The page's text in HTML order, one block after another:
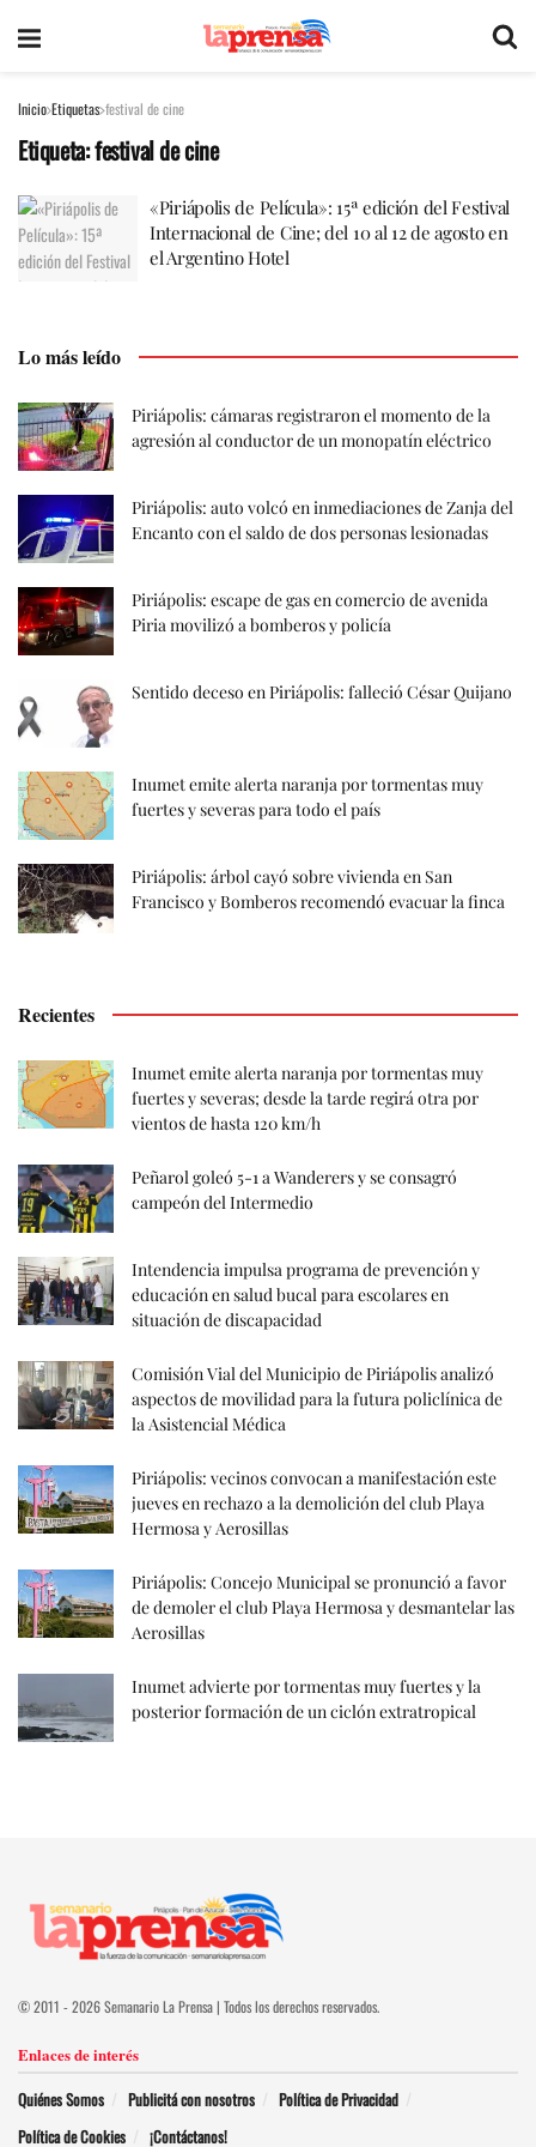
Inicio Etiquetas festival de cine
Etiqueta:festival de cine
«Piriápolis de Película»: 15ª edición del Festival
Internacional de Cine; del 10 al 12 de agosto en
el Argentino Hotel
Lo más leído
Piriápolis: cámaras registraron el momento de la
agresión al conductor de un monopatín eléctrico
Piriápolis: auto volcó en inmediaciones de Zanja del
Encanto con el saldo de dos personas lesionadas
Piriápolis: escape de gas en comercio de avenida
Piria movilizó a bomberos y policía
Sentido deceso en Piriápolis: falleció César Quijano
Inumet emite alerta naranja por tormentas muy
fuertes y severas para todo el país
Piriápolis: árbol cayó sobre vivienda en San
Francisco y Bomberos recomendó evacuar la finca
Recientes
Inumet emite alerta naranja por tormentas muy
fuertes y severas; desde la tarde regirá otra por
vientos de hasta 120 km/h
Peñarol goleó 5-1 a Wanderers y se consagró
campeón del Intermedio
Intendencia impulsa programa de prevención y
educación en salud bucal para escolares en
situación de discapacidad
Comisión Vial del Municipio de Piriápolis analizó
aspectos de movilidad para la futura policlínica de
la Asistencial Médica
Piriápolis: vecinos convocan a manifestación este
jueves en rechazo a la demolición del club Playa
Hermosa y Aerosillas
Piriápolis: Concejo Municipal se pronunció a favor
de demoler el club Playa Hermosa y desmantelar las
Aerosillas
Inumet advierte por tormentas muy fuertes y la
posterior formación de un ciclón extratropical
© 2011 - 2026 Semanario La Prensa | Todos los derechos reservados.
Enlaces de interés
Quiénes Somos Publicitá con nosotros
Política de Privacidad
Política de Cookies
¡Contáctanos!